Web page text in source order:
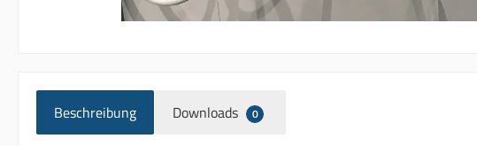
Beschreibung Downloads 0